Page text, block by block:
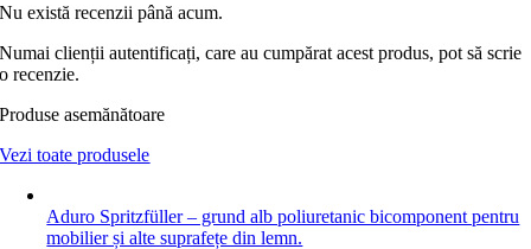
Nu există recenzii până acum.
Numai clienții autentificați, care au cumpărat acest produs, pot să scrie
o recenzie.
Produse asemănătoare
Vezi toate produsele
Aduro Spritzfüller – grund alb poliuretanic bicomponent pentru
mobilier și alte suprafețe din lemn.